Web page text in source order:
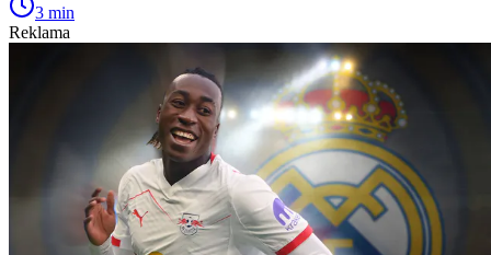
3 min
Reklama